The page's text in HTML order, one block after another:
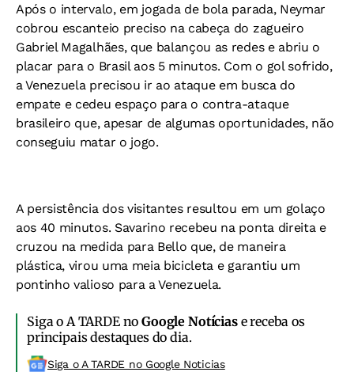
Após o intervalo, em jogada de bola parada, Neymar
cobrou escanteio preciso na cabeça do zagueiro
Gabriel Magalhães, que balançou as redes e abriu o
placar para o Brasil aos 5 minutos. Com o gol sofrido,
a Venezuela precisou ir ao ataque em busca do
empate e cedeu espaço para o contra-ataque
brasileiro que, apesar de algumas oportunidades, não
conseguiu matar o jogo.
A persistência dos visitantes resultou em um golaço
aos 40 minutos. Savarino recebeu na ponta direita e
cruzou na medida para Bello que, de maneira
plástica, virou uma meia bicicleta e garantiu um
pontinho valioso para a Venezuela.
Siga o A TARDE noGoogle Notíciase receba os
principais destaques do dia.
Siga o A TARDE no Google Noticias